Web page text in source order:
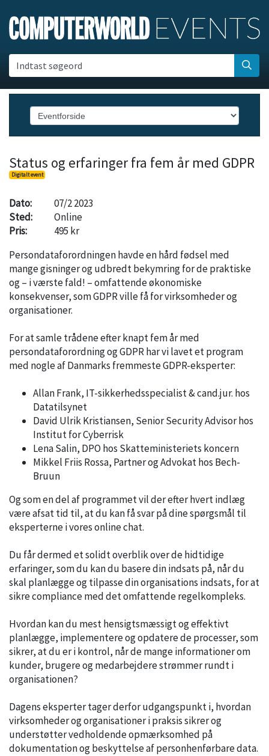
Indtast søgeord
Status og erfaringer fra fem år med GDPR
Digitalt event
Dato:
07/2 2023
Sted:
Online
Pris:
495 kr
Persondataforordningen havde en hård fødsel med
mange gisninger og udbredt bekymring for de praktiske
og – i værste fald! – omfattende økonomiske
konsekvenser, som GDPR ville få for virksomheder og
organisationer.
For at samle trådene efter knapt fem år med
persondataforordning og GDPR har vi lavet et program
med nogle af Danmarks fremmeste GDPR-eksperter:
Allan Frank, IT-sikkerhedsspecialist & cand.jur. hos
Datatilsynet
David Ulrik Kristiansen, Senior Security Advisor hos
Institut for Cyberrisk
Lena Salin, DPO hos Skatteministeriets koncern
Mikkel Friis Rossa, Partner og Advokat hos Bech-
Bruun
Og som en del af programmet vil der efter hvert indlæg
være afsat tid til, at du kan få svar på dine spørgsmål til
eksperterne i vores online chat.
Du får dermed et solidt overblik over de hidtidige
erfaringer, som du kan du basere din indsats på, når du
skal planlægge og tilpasse din organisations indsats, for at
sikre compliance med det omfattende regelkompleks.
Hvordan kan du mest hensigtsmæssigt og effektivt
planlægge, implementere og opdatere de processer, som
sikrer, at du er i kontrol, når de mange informationer om
kunder, brugere og medarbejdere strømmer rundt i
organisationen?
Dagens eksperter tager derfor udgangspunkt i, hvordan
virksomheder og organisationer i praksis sikrer og
understøtter vedholdende opmærksomhed på
dokumentation og beskyttelse af personhenførbare data.